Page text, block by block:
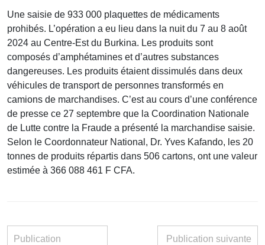
Une saisie de 933 000 plaquettes de médicaments
prohibés. L’opération a eu lieu dans la nuit du 7 au 8 août
2024 au Centre-Est du Burkina. Les produits sont
composés d’amphétamines et d’autres substances
dangereuses. Les produits étaient dissimulés dans deux
véhicules de transport de personnes transformés en
camions de marchandises. C’est au cours d’une conférence
de presse ce 27 septembre que la Coordination Nationale
de Lutte contre la Fraude a présenté la marchandise saisie.
Selon le Coordonnateur National, Dr. Yves Kafando, les 20
tonnes de produits répartis dans 506 cartons, ont une valeur
estimée à 366 088 461 F CFA.
Publication
Publication suivante